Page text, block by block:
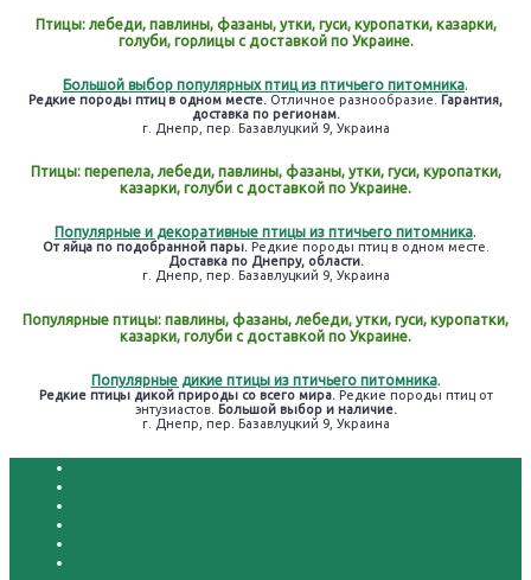
Птицы: лебеди, павлины, фазаны, утки, гуси, куропатки, казарки,
голуби, горлицы с доставкой по Украине.
Большой выбор популярных птиц из птичьего питомника.
Редкие породы птиц в одном месте. Отличное разнообразие. Гарантия,
доставка по регионам.
г. Днепр, пер. Базавлуцкий 9, Украина
Птицы: перепела, лебеди, павлины, фазаны, утки, гуси, куропатки,
казарки, голуби с доставкой по Украине.
Популярные и декоративные птицы из птичьего питомника.
От яйца по подобранной пары. Редкие породы птиц в одном месте.
Доставка по Днепру, области.
г. Днепр, пер. Базавлуцкий 9, Украина
Популярные птицы: павлины, фазаны, лебеди, утки, гуси, куропатки,
казарки, голуби с доставкой по Украине.
Популярные дикие птицы из птичьего питомника.
Редкие птицы дикой природы со всего мира. Редкие породы птиц от
энтузиастов. Большой выбор и наличие.
г. Днепр, пер. Базавлуцкий 9, Украина